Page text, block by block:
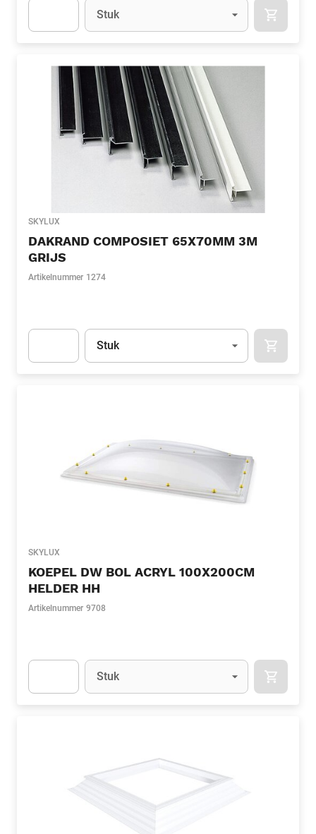
Eenheid
Stuk
SKYLUX
DAKRAND COMPOSIET 65X70MM 3M
GRIJS
Artikelnummer 1274
Eenheid
Stuk
SKYLUX
KOEPEL DW BOL ACRYL 100X200CM
HELDER HH
Artikelnummer 9708
Eenheid
Stuk